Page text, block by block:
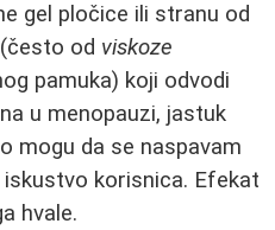
gel pločice ili stranu od
od viskoze
pamuka) koji odvodi
u menopauzi, jastuk
mogu da se naspavam
iskustvo korisnica. Efekat
hvale.